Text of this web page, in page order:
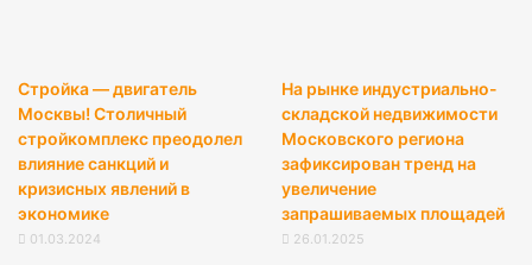
Стройка — двигатель
Москвы! Столичный
стройкомплекс преодолел
влияние санкций и
кризисных явлений в
экономике
01.03.2024
На рынке индустриально-
складской недвижимости
Московского региона
зафиксирован тренд на
увеличение
запрашиваемых площадей
26.01.2025